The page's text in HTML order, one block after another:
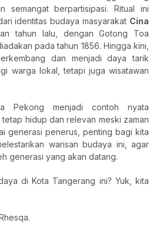
semangat berpartisipasi. Ritual ini
identitas budaya masyarakat Cina
tahun lalu, dengan Gotong Toa
pada tahun 1856. Hingga kini,
dan menjadi daya tarik
warga lokal, tetapi juga wisatawan
Pekong menjadi contoh nyata
hidup dan relevan meski zaman
generasi penerus, penting bagi kita
warisan budaya ini, agar
generasi yang akan datang.
di Kota Tangerang ini? Yuk, kita